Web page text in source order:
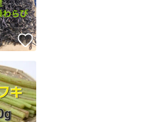
いいね！